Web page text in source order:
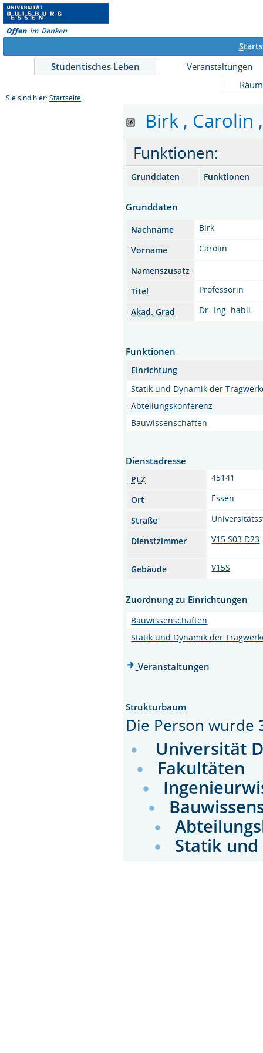
S
Studentisches Leben
Veranstaltungen
Sie sind hier: Startseite
Birk , Carolin
Funktionen:
Grunddaten Funktionen
Grunddaten
Nachname
Birk
Vorname
Carolin
Namenszusatz
Titel
Professorin
Akad. Grad
Dr.-Ing. habil.
Funktionen
Einrichtung
Statik und Dynamik der
Abteilungskonferenz
Bauwissenschaften
Dienstadresse
PLZ
45141
Ort
Essen
Straße
Dienstzimmer
V15 S03 D23
Gebäude V15S
Zuordnung zu Einrichtungen
Bauwissenschaften
Statik und Dynamik der
Veranstaltungen
Strukturbaum
Die Person wurde
Universität
Fakultäten
Statik